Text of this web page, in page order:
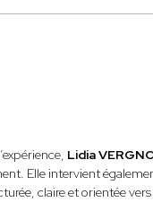
Lidia
Elle intervient
claire et orientée